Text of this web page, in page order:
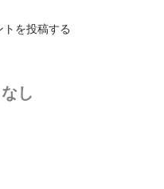
トを投稿する
し